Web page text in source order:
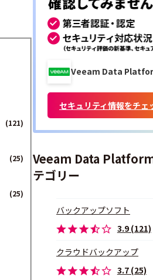
(121)
(25)
(25)
Veeam Data
セキュリティ情報をチェ
Veeam Data
テゴリー
バックアップソフト
3.9 (121)
クラウドバックアップ
3.7 (25)